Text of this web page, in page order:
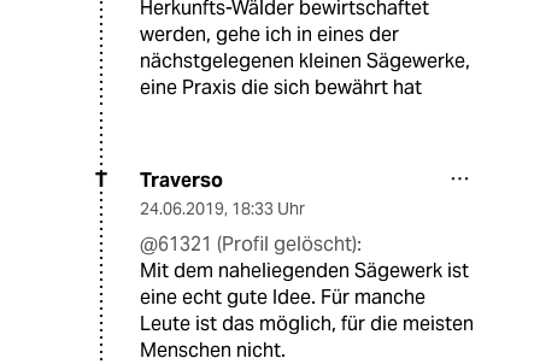
Herkunfts-Wälder bewirtschaftet
werden, gehe ich in eines der
nächstgelegenen kleinen Sägewerke,
eine Praxis die sich bewährt hat
T Traverso
24.06.2019, 18:33 Uhr
@61321 (Profil gelöscht):
Mit dem naheliegenden Sägewerk ist
eine echt gute Idee. Für manche
Leute ist das möglich, für die meisten
Menschen nicht.